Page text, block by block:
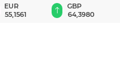
EUR
55,1561
GBP
64,3980